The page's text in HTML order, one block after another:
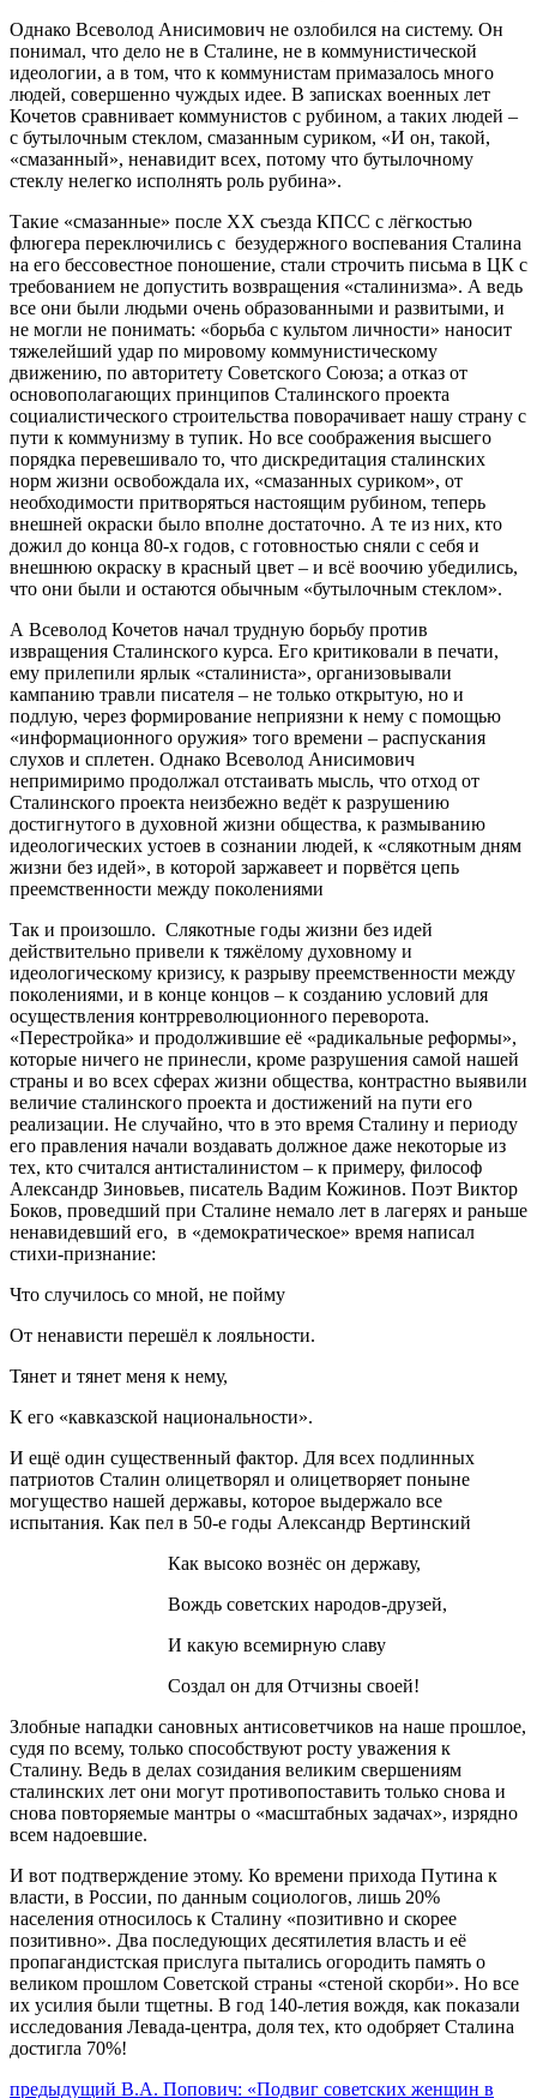
Однако Всеволод Анисимович не озлобился на систему. Он
понимал, что дело не в Сталине, не в коммунистической
идеологии, а в том, что к коммунистам примазалось много
людей, совершенно чуждых идее. В записках военных лет
Кочетов сравнивает коммунистов с рубином, а таких людей –
с бутылочным стеклом, смазанным суриком, «И он, такой,
«смазанный», ненавидит всех, потому что бутылочному
стеклу нелегко исполнять роль рубина».
Такие «смазанные» после ХХ съезда КПСС с лёгкостью
флюгера переключились с безудержного воспевания Сталина
на его бессовестное поношение, стали строчить письма в ЦК с
требованием не допустить возвращения «сталинизма». А ведь
все они были людьми очень образованными и развитыми, и
не могли не понимать: «борьба с культом личности» наносит
тяжелейший удар по мировому коммунистическому
движению, по авторитету Советского Союза; а отказ от
основополагающих принципов Сталинского проекта
социалистического строительства поворачивает нашу страну с
пути к коммунизму в тупик. Но все соображения высшего
порядка перевешивало то, что дискредитация сталинских
норм жизни освобождала их, «смазанных суриком», от
необходимости притворяться настоящим рубином, теперь
внешней окраски было вполне достаточно. А те из них, кто
дожил до конца 80-х годов, с готовностью сняли с себя и
внешнюю окраску в красный цвет – и всё воочию убедились,
что они были и остаются обычным «бутылочным стеклом».
А Всеволод Кочетов начал трудную борьбу против
извращения Сталинского курса. Его критиковали в печати,
ему прилепили ярлык «сталиниста», организовывали
кампанию травли писателя – не только открытую, но и
подлую, через формирование неприязни к нему с помощью
«информационного оружия» того времени – распускания
слухов и сплетен. Однако Всеволод Анисимович
непримиримо продолжал отстаивать мысль, что отход от
Сталинского проекта неизбежно ведёт к разрушению
достигнутого в духовной жизни общества, к размыванию
идеологических устоев в сознании людей, к «слякотным дням
жизни без идей», в которой заржавеет и порвётся цепь
преемственности между поколениями
Так и произошло. Слякотные годы жизни без идей
действительно привели к тяжёлому духовному и
идеологическому кризису, к разрыву преемственности между
поколениями, и в конце концов – к созданию условий для
осуществления контрреволюционного переворота.
«Перестройка» и продолжившие её «радикальные реформы»,
которые ничего не принесли, кроме разрушения самой нашей
страны и во всех сферах жизни общества, контрастно выявили
величие сталинского проекта и достижений на пути его
реализации. Не случайно, что в это время Сталину и периоду
его правления начали воздавать должное даже некоторые из
тех, кто считался антисталинистом – к примеру, философ
Александр Зиновьев, писатель Вадим Кожинов. Поэт Виктор
Боков, проведший при Сталине немало лет в лагерях и раньше
ненавидевший его, в «демократическое» время написал
стихи-признание:
Что случилось со мной, не пойму
От ненависти перешёл к лояльности.
Тянет и тянет меня к нему,
К его «кавказской национальности».
И ещё один существенный фактор. Для всех подлинных
патриотов Сталин олицетворял и олицетворяет поныне
могущество нашей державы, которое выдержало все
испытания. Как пел в 50-е годы Александр Вертинский
Как высоко вознёс он державу,
Вождь советских народов-друзей,
И какую всемирную славу
Создал он для Отчизны своей!
Злобные нападки сановных антисоветчиков на наше прошлое,
судя по всему, только способствуют росту уважения к
Сталину. Ведь в делах созидания великим свершениям
сталинских лет они могут противопоставить только снова и
снова повторяемые мантры о «масштабных задачах», изрядно
всем надоевшие.
И вот подтверждение этому. Ко времени прихода Путина к
власти, в России, по данным социологов, лишь 20%
населения относилось к Сталину «позитивно и скорее
позитивно». Два последующих десятилетия власть и её
пропагандистская прислуга пытались огородить память о
великом прошлом Советской страны «стеной скорби». Но все
их усилия были тщетны. В год 140-летия вождя, как показали
исследования Левада-центра, доля тех, кто одобряет Сталина
достигла 70%!
предыдущий Предыдущий
В.А. Попович: «Подвиг советских женщин в